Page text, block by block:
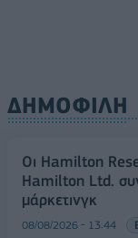
ΔΗΜΟΦΙΛΗ
Οι Hamilton
Hamilton Ltd.
μάρκετινγκ
08/08/2026 - 13:44